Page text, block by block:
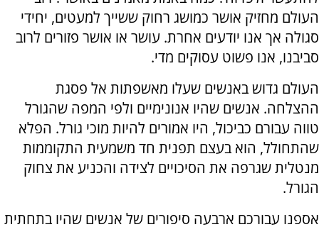
העולם מחזיק אושר כמושג רחוק ששייך למעטים, יחידי
סגולה אך אנו יודעים אחרת. עושר או אושר פזורים לרוב
סביבנו, אנו פשוט עסוקים מדי.
העולם גדוש באנשים שעלו מאשפתות אל פסגת
ההצלחה. אנשים שהיו אנונימיים ולפי המפה שהגורל
טווה עבורם כביכול, היו אמורים להיות מוכי גורל. הפלא
שהתחולל, הוא בעצם תפנית חד משמעית התקוממות
מנטלית שגרפה את הסיכויים לצידה והכניע את צחוק
הגורל.
אספנו עבורכם ארבעה סיפורים של אנשים שהיו בתחתית